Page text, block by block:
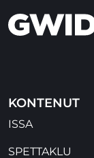
KONTENUT
ISSA
SPETTAKLU